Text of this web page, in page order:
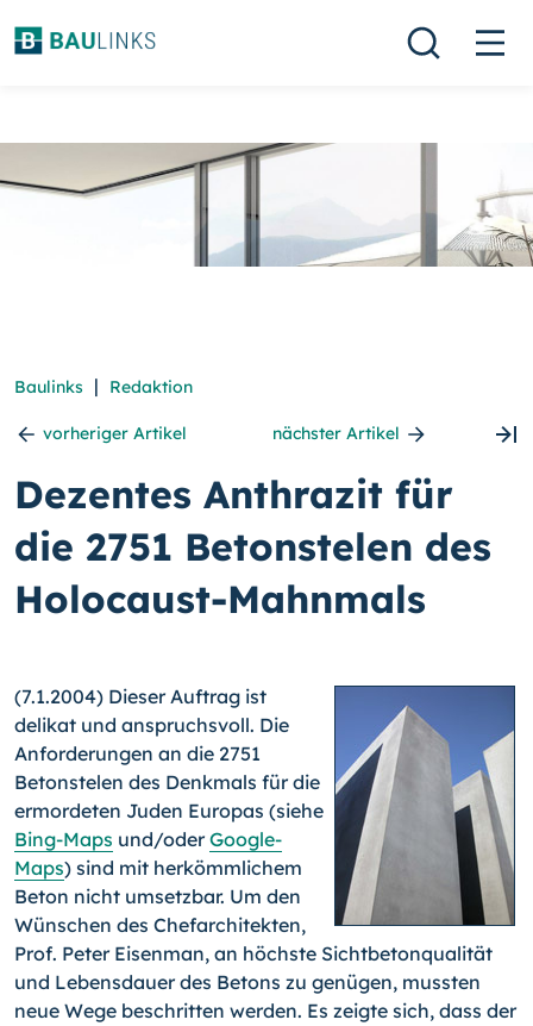
Baulinks | Redaktion
vorheriger Artikel nächster Artikel
Dezentes Anthrazit für
die 2751 Betonstelen des
Holocaust-Mahnmals
(7.1.2004) Dieser Auftrag ist
delikat und anspruchsvoll. Die
Anforderungen an die 2751
Betonstelen des Denkmals für die
ermordeten Juden Europas (siehe
Bing-Maps und/oderGoogle-
Maps) sind mit herkömmlichem
Beton nicht umsetzbar. Um den
Wünschen des Chefarchitekten,
Prof. Peter Eisenman, an höchste Sichtbetonqualität
und Lebensdauer des Betons zu genügen, mussten
neue Wege beschritten werden. Es zeigte sich, dass der